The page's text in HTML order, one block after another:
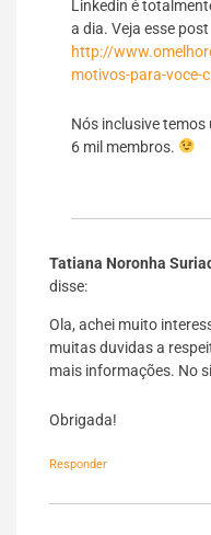
Linkedin é
a dia. Veja esse post
http://
motivos-para-voce-
Nós inclusive
6 mil membros.
Tatiana Noronha
disse:
Ola, achei muito
muitas duvidas a
mais informações. No
Obrigada!
Responder